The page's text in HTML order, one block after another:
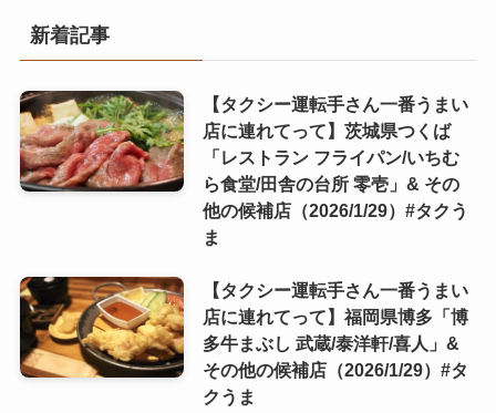
新着記事
【タクシー運転手さん一番うまい
店に連れてって】茨城県つくば
「レストラン フライパン/いちむ
ら食堂/田舎の台所 零壱」& その
他の候補店（2026/1/29）#タクう
ま
【タクシー運転手さん一番うまい
店に連れてって】福岡県博多「博
多牛まぶし 武蔵/泰洋軒/喜人」&
その他の候補店（2026/1/29）#タ
クうま